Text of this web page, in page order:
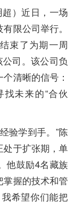
）近日，一场
限公司举行。
束了为期一周
司。该公司负
清晰的信号：
未来的“合伙
验学到手。”陈
处于扩张期，单
他鼓励4名藏族
握的技术和管
希望你们能把